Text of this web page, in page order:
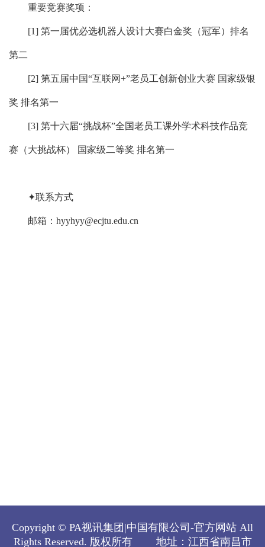
重要竞赛奖项：
[1] 第一届优必选机器人设计大赛白金奖（冠军）排名
第二
[2] 第五届中国“互联网+”老员工创新创业大赛 国家级银
奖 排名第一
[3] 第十六届“挑战杯”全国老员工课外学术科技作品竞
赛（大挑战杯） 国家级二等奖 排名第一
✦联系方式
邮箱： hyyhyy@ecjtu.edu.cn
Copyright © PA视讯集团|中国有限公司-官方网站 All
Rights Reserved. 版权所有 地址：江西省南昌市